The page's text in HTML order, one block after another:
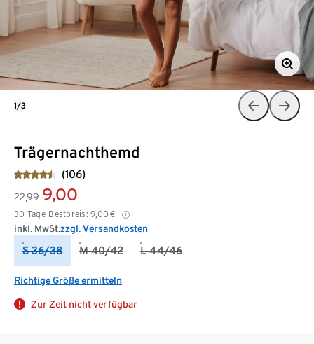
Trägernachthemd
(106)
22,99 9,00
30-Tage-Bestpreis: 9,00 €
inkl. MwSt.zzgl. Versandkosten
S 36/38 M 40/42 L 44/46
Richtige Größe ermitteln
Zur Zeit nicht verfügbar
1/3